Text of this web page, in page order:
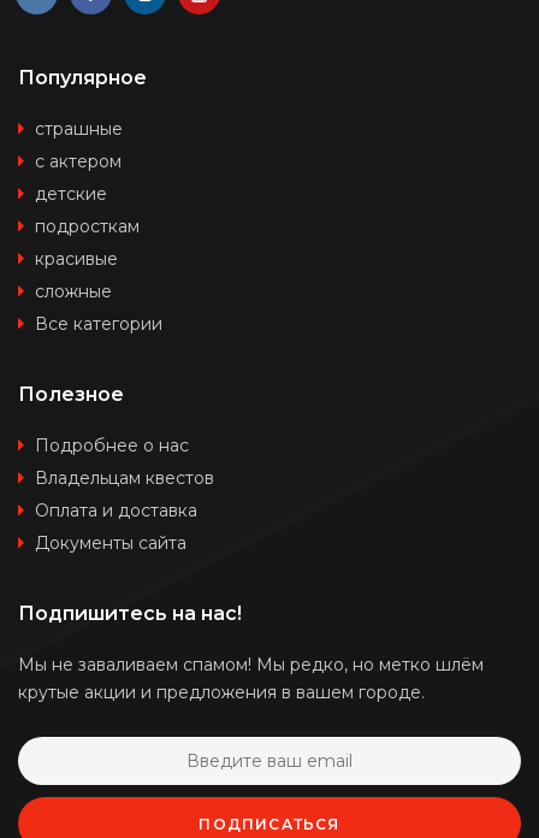
Популярное
страшные
с актером
детские
подросткам
красивые
сложные
Все категории
Полезное
Подробнее о нас
Владельцам квестов
Оплата и доставка
Документы сайта
Подпишитесь на нас!
Мы не заваливаем спамом! Мы редко, но метко шлём
крутые акции и предложения в вашем городе.
ПОДПИСАТЬСЯ